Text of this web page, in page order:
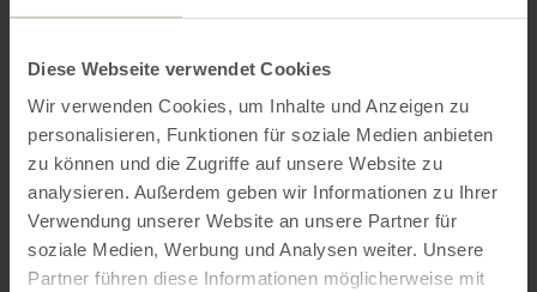
Diese Webseite verwendet Cookies
Wir verwenden Cookies, um Inhalte und Anzeigen zu
personalisieren, Funktionen für soziale Medien anbieten
zu können und die Zugriffe auf unsere Website zu
analysieren. Außerdem geben wir Informationen zu Ihrer
Verwendung unserer Website an unsere Partner für
soziale Medien, Werbung und Analysen weiter. Unsere
Partner führen diese Informationen möglicherweise mit
Leistungen
Preise
Kontakt des Anbieters